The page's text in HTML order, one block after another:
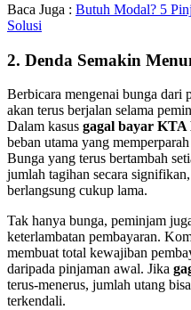
Baca Juga : Butuh Modal? 5
Solusi
2. Denda Semakin
Berbicara mengenai bunga dari
akan terus berjalan selama
Dalam kasus gagal bayar KTA
beban utama yang
Bunga yang terus bertambah
jumlah tagihan secara
berlangsung cukup lama.
Tak hanya bunga, peminjam
keterlambatan pembayaran.
membuat total kewajiban
daripada pinjaman awal. Jika
terus-menerus, jumlah utang
terkendali.